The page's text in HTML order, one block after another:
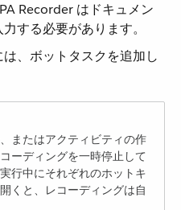
Recorder はドキュメン
する必要があります。
、ボットタスクを追加し
またはアクティビティの作
ーディングを一時停止して
行中にそれぞれのホットキ
くと、レコーディングは自